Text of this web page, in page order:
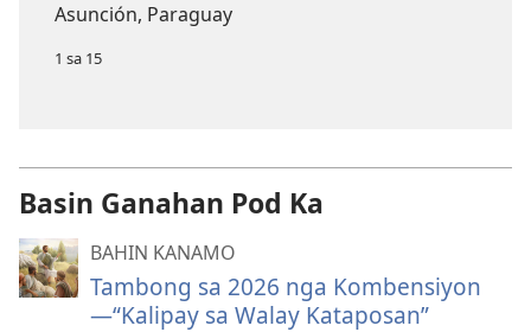
Asunción, Paraguay
1 sa 15
Basin Ganahan Pod Ka
BAHIN KANAMO
Tambong sa 2026 nga Kombensiyon​
—“Kalipay sa Walay Kataposan”